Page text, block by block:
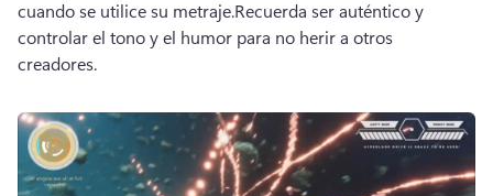
cuando se utilice su metraje.Recuerda ser auténtico y
controlar el tono y el humor para no herir a otros
creadores.